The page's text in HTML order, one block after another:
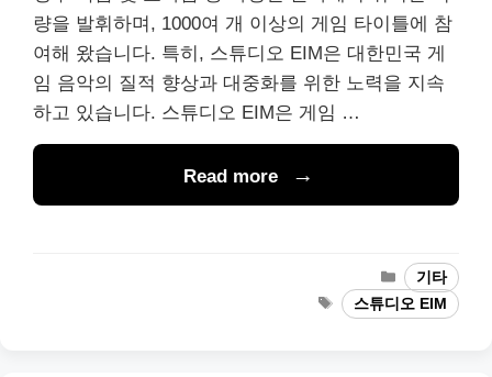
량을 발휘하며, 1000여 개 이상의 게임 타이틀에 참
여해 왔습니다. 특히, 스튜디오 EIM은 대한민국 게
임 음악의 질적 향상과 대중화를 위한 노력을 지속
하고 있습니다. 스튜디오 EIM은 게임 …
Read more
Categories
기타
Tags스튜디오 EIM